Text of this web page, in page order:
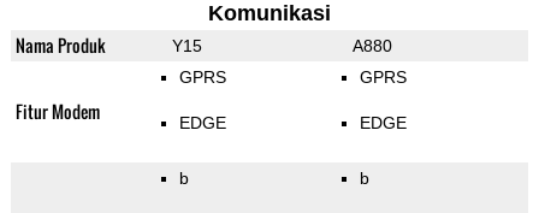
Komunikasi
Nama Produk Y15 A880
Fitur Modem
GPRS
EDGE
GPRS
EDGE
b b